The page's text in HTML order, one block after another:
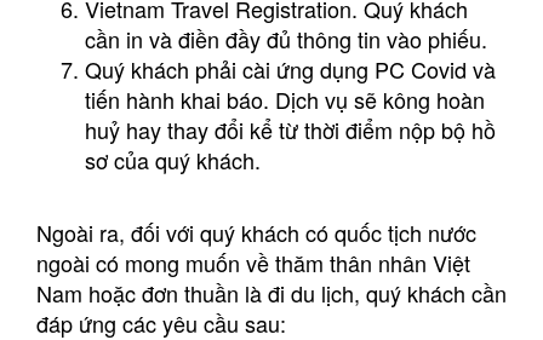
Vietnam Travel Registration. Quý khách
cần in và điền đầy đủ thông tin vào phiếu.
Quý khách phải cài ứng dụng PC Covid và
tiến hành khai báo. Dịch vụ sẽ kông hoàn
huỷ hay thay đổi kể từ thời điểm nộp bộ hồ
sơ của quý khách.
Ngoài ra, đối với quý khách có quốc tịch nước
ngoài có mong muốn về thăm thân nhân Việt
Nam hoặc đơn thuần là đi du lịch, quý khách cần
đáp ứng các yêu cầu sau: